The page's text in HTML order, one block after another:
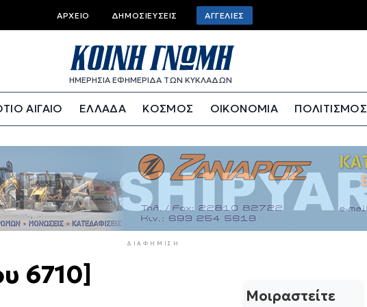
Top
bar
menu
ΑΡΧΕΊΟ ΔΗΜΟΣΙΕΎΣΕΙΣ ΑΓΓΕΛΊΕΣ
ΗΜΕΡΗΣΙΑ ΕΦΗΜΕΡΙΔΑ ΤΩΝ ΚΥΚΛΑΔΩΝ
ΑΙΓΑΙΟ ΕΛΛΑΔΑ ΚΟΣΜΟΣ ΟΙΚΟΝΟΜΙΑ ΠΟΛΙΤΙΣΜΟΣ
ΔΙΑΦΉΜΙΣΗ
6710]
Μοιραστείτε